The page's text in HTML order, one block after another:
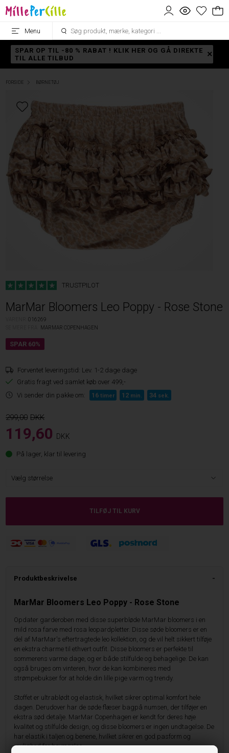
Menu
SPAR OP TIL -80 % RABAT ! KLIK HER OG GÅ DIREKTE
TIL ALLE TILBUD
FORSIDE BØRNETØJ
TRUSTPILOT
MarMar Bloomers Leo Poppy - Rose Stone
VARENR.016269
MARMAR COPENHAGEN
Forventet leveringstid: Lev. 1-2 dage dage
Gratis fragt ved samlet køb over 499,-
Vi sender din pakke om:
16 timer 12 min. 33 sek.
299,00
119,60 DKK
På lager, klar til levering
Produktbeskrivelse
MarMar Bloomers Leo Poppy - Rose Stone
Opdater garderoben med disse superbløde MarMar bloomers i en
mild rosa farve med rosa leopardpletter. Disse søde bloomers er en
del af MarMar's eftertragtede leo kollektion, og de vil helt sikkert tilføje
en ekstra charme til ethvert outfit. Disse bloomers er perfekte til
sommerens varme dage, og er både stilfulde og behagelige. De kan
også bruges om vinteren, hvor de kan kombineres med
strømpebukser for at holde din lille pige varm og trendy.
Stoffet er ultrablødt og elastisk, hvilket sikrer optimal komfort hele
dagen. Derudover har de søde flæser bagpå numsen, der tilføjer en
ekstra sød detalje. MarMar Copenhagen er kendt for deres høje
kvalitet og stilfulde design, og disse bloomers er ingen undtagelse. De
har elastik i taljen og benene, hvilket sikrer en god pasform og
mulighed for bevægelse.